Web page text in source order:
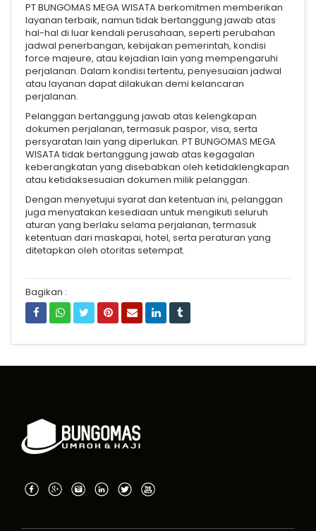
PT BUNGOMAS MEGA WISATA berkomitmen memberikan
layanan terbaik, namun tidak bertanggung jawab atas
hal-hal di luar kendali perusahaan, seperti perubahan
jadwal penerbangan, kebijakan pemerintah, kondisi
force majeure, atau kejadian lain yang mempengaruhi
perjalanan. Dalam kondisi tertentu, penyesuaian jadwal
atau layanan dapat dilakukan demi kelancaran
perjalanan.
Pelanggan bertanggung jawab atas kelengkapan
dokumen perjalanan, termasuk paspor, visa, serta
persyaratan lain yang diperlukan. PT BUNGOMAS MEGA
WISATA tidak bertanggung jawab atas kegagalan
keberangkatan yang disebabkan oleh ketidaklengkapan
atau ketidaksesuaian dokumen milik pelanggan.
Dengan menyetujui syarat dan ketentuan ini, pelanggan
juga menyatakan kesediaan untuk mengikuti seluruh
aturan yang berlaku selama perjalanan, termasuk
ketentuan dari maskapai, hotel, serta peraturan yang
ditetapkan oleh otoritas setempat.
Bagikan :